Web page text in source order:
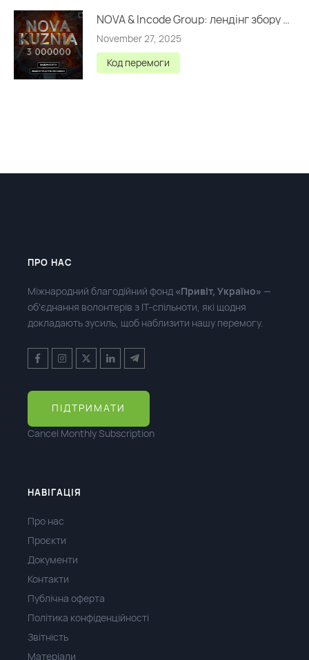
NOVA & Incode Group: лендінг збору на 3 000 000 грн
November 27, 2025
Код перемоги
ПРО НАС
Міжнародний благодійний фонд «Привіт, Україно» —
об'єднання волонтерів з ІТ-спільноти, які щодня
докладають зусиль, щоб наблизити нашу перемогу.
ПІДТРИМАТИ
Cancel Monthly Subscription
НАВІГАЦІЯ
Про нас
Проєкти
Документи
Контакти
Публічна оферта
Політика конфіденційності
Звітність
Матеріали